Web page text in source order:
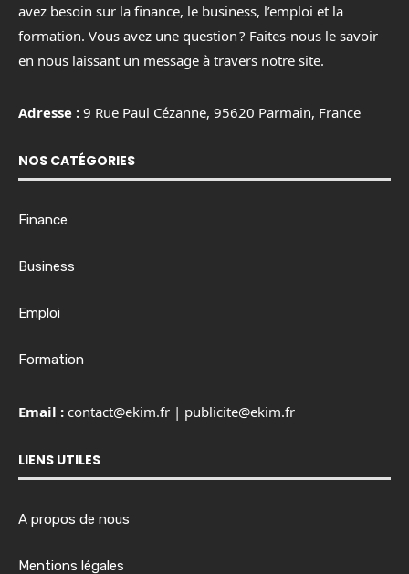
avez besoin sur la finance, le business, l’emploi et la
formation. Vous avez une question ? Faites-nous le savoir
en nous laissant un message à travers notre site.
Adresse : 9 Rue Paul Cézanne, 95620 Parmain, France
NOS CATÉGORIES
Finance
Business
Emploi
Formation
Email : contact@ekim.fr | publicite@ekim.fr
LIENS UTILES
A propos de nous
Mentions légales